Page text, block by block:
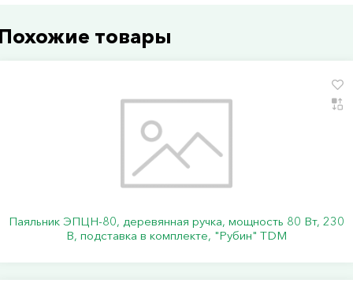
товары
Паяльник ЭПЦН-80, деревянная ручка, мощность 80 Вт, 230
В, подставка в комплекте, "Рубин" TDM